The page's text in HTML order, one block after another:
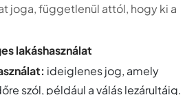
joga, függetlenül attól, hogy ki a
lakáshasználat
ideiglenes jog, amely
szól, például a válás lezárultáig.